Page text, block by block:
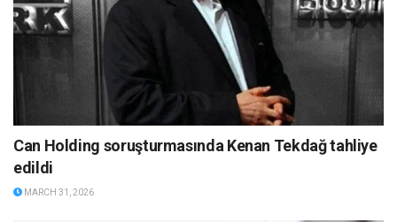
Can Holding soruşturmasında Kenan Tekdağ tahliye
edildi
MARCH 31, 2026